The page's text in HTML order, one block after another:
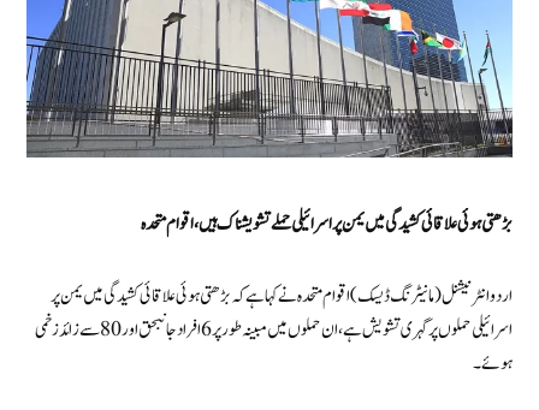
بڑھتی ہوئی علاقائی کشیدگی میں یمن پر اسرائیلی حملےتشویشناک ہیں،اقوام متحدہ
اردو انٹرنیشنل (مانیٹرنگ ڈیسک) اقوام متحدہ نے کہا ہے کہ بڑھتی ہوئی علاقائی کشیدگی میں یمن پر
اسرائیلی حملوں پر گہری تشویش ہے،ان حملوں میں مبینہ طور پر 6 افراد جانبحق اور 80 سے زائد زخمی
ہوئے ۔